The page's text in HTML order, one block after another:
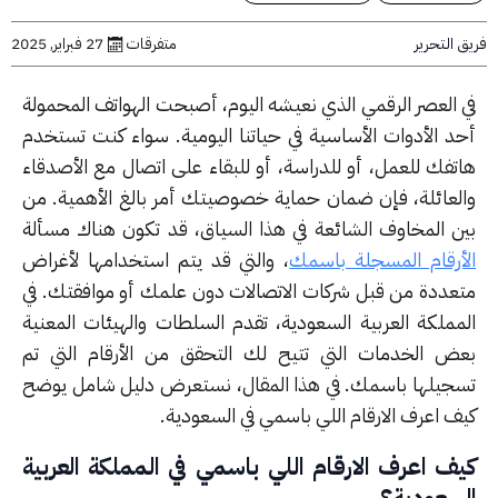
متفرقات 27 فبراير, 2025
العصر الرقمي الذي نعيشه اليوم، أصبحت الهواتف المحمولة
الأدوات الأساسية في حياتنا اليومية. سواء كنت تستخدم
للعمل، أو للدراسة، أو للبقاء على اتصال مع الأصدقاء
فإن ضمان حماية خصوصيتك أمر بالغ الأهمية. من
المخاوف الشائعة في هذا السياق، قد تكون هناك مسألة
المسجلة باسمك، والتي قد يتم استخدامها لأغراض
من قبل شركات الاتصالات دون علمك أو موافقتك. في
العربية السعودية، تقدم السلطات والهيئات المعنية
الخدمات التي تتيح لك التحقق من الأرقام التي تم
باسمك. في هذا المقال، نستعرض دليل شامل يوضح
اعرف الارقام اللي باسمي في السعودية.
اعرف الارقام اللي باسمي في المملكة العربية